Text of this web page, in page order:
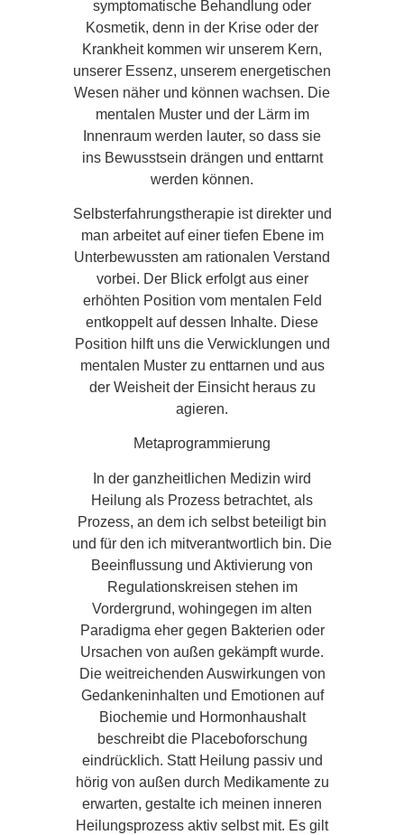
symptomatische Behandlung oder
Kosmetik, denn in der Krise oder der
Krankheit kommen wir unserem Kern,
unserer Essenz, unserem energetischen
Wesen näher und können wachsen. Die
mentalen Muster und der Lärm im
Innenraum werden lauter, so dass sie
ins Bewusstsein drängen und enttarnt
werden können.
Selbsterfahrungstherapie ist direkter und
man arbeitet auf einer tiefen Ebene im
Unterbewussten am rationalen Verstand
vorbei. Der Blick erfolgt aus einer
erhöhten Position vom mentalen Feld
entkoppelt auf dessen Inhalte. Diese
Position hilft uns die Verwicklungen und
mentalen Muster zu enttarnen und aus
der Weisheit der Einsicht heraus zu
agieren.
Metaprogrammierung
In der ganzheitlichen Medizin wird
Heilung als Prozess betrachtet, als
Prozess, an dem ich selbst beteiligt bin
und für den ich mitverantwortlich bin. Die
Beeinflussung und Aktivierung von
Regulationskreisen stehen im
Vordergrund, wohingegen im alten
Paradigma eher gegen Bakterien oder
Ursachen von außen gekämpft wurde.
Die weitreichenden Auswirkungen von
Gedankeninhalten und Emotionen auf
Biochemie und Hormonhaushalt
beschreibt die Placeboforschung
eindrücklich. Statt Heilung passiv und
hörig von außen durch Medikamente zu
erwarten, gestalte ich meinen inneren
Heilungsprozess aktiv selbst mit. Es gilt